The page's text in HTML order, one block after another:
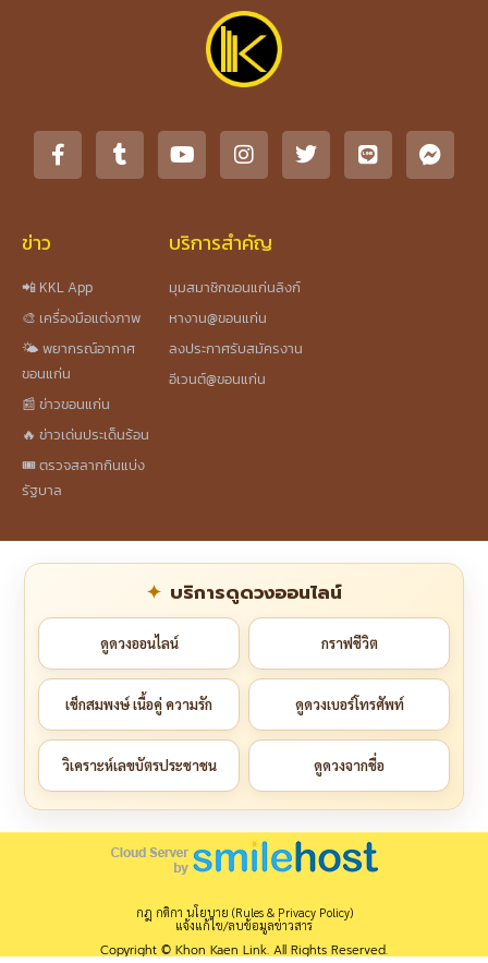
ข่าว
📲 KKL App
🎨 เครื่องมือแต่งภาพ
🌤️ พยากรณ์อากาศ
ขอนแก่น
📰 ข่าวขอนแก่น
🔥 ข่าวเด่นประเด็นร้อน
🎟️ ตรวจสลากกินแบ่ง
รัฐบาล
บริการสำคัญ
มุมสมาชิกขอนแก่นลิงก์
หางาน@ขอนแก่น
ลงประกาศรับสมัครงาน
อีเวนต์@ขอนแก่น
บริการดูดวงออนไลน์
ดูดวงออนไลน์ กราฟชีวิต
เช็กสมพงษ์ เนื้อคู่ ความรัก ดูดวงเบอร์โทรศัพท์
วิเคราะห์เลขบัตรประชาชน ดูดวงจากชื่อ
กฎ กติกา นโยบาย (Rules & Privacy Policy)
แจ้งแก้ไข/ลบข้อมูลข่าวสาร
Copyright © Khon Kaen Link. All Rights Reserved.